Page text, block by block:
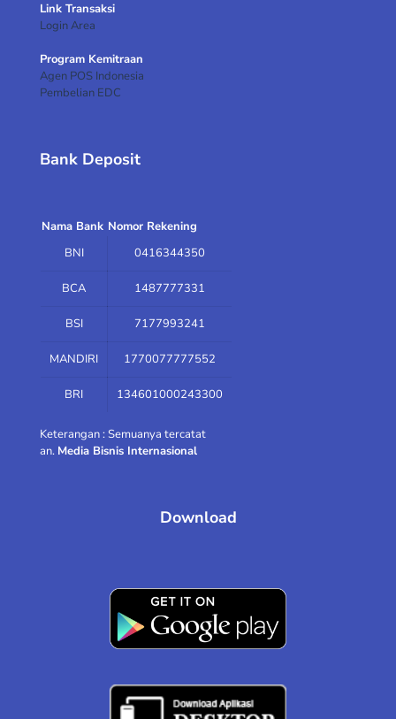
Link Transaksi
Login Area
Program Kemitraan
Agen POS Indonesia
Pembelian EDC
Bank Deposit
Nama Bank Nomor Rekening
BNI
0416344350
BCA 1487777331
BSI 7177993241
MANDIRI 1770077777552
BRI 134601000243300
Keterangan : Semuanya tercatat
an. Media Bisnis Internasional
Download